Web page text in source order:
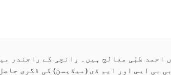
احمد طبّی معالج ہیں۔ رانچی کے راجندر
بی ایس اور ایم ڈی (میڈیسن) کی ڈگری